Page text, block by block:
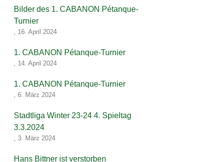
Bilder des 1. CABANON Pétanque-
Turnier
, 16. April 2024
1. CABANON Pétanque-Turnier
, 14. April 2024
1. CABANON Pétanque-Turnier
, 6. März 2024
Stadtliga Winter 23-24 4. Spieltag
3.3.2024
, 3. März 2024
Hans Bittner ist verstorben